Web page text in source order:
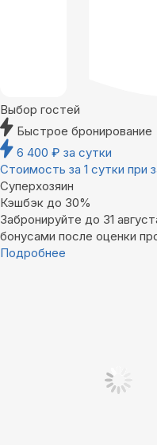
Выбор гостей
Быстрое бронирование
6 400 ₽ за сутки
Стоимость за 1 сутки при
Суперхозяин
Кэшбэк до 30%
Забронируйте до 31
бонусами после оценки
Подробнее